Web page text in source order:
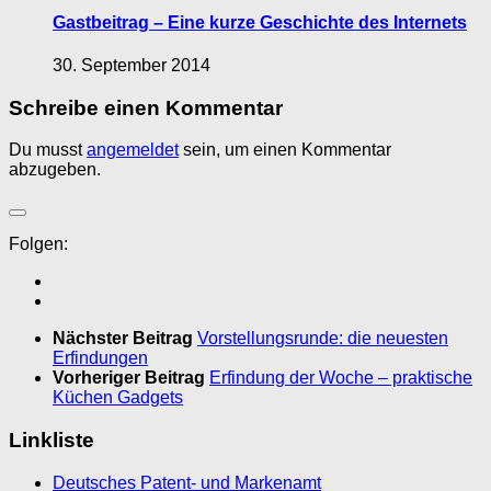
Gastbeitrag – Eine kurze Geschichte des Internets
30. September 2014
Schreibe einen Kommentar
Du musstangemeldetsein, um einen Kommentar
abzugeben.
Folgen:
Nächster Beitrag Vorstellungsrunde: die neuesten
Erfindungen
Vorheriger Beitrag Erfindung der Woche – praktische
Küchen Gadgets
Linkliste
Deutsches Patent- und Markenamt